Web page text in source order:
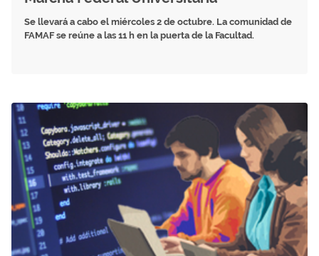
Se llevará a cabo el miércoles 2 de octubre. La comunidad de
FAMAF se reúne a las 11 h en la puerta de la Facultad.